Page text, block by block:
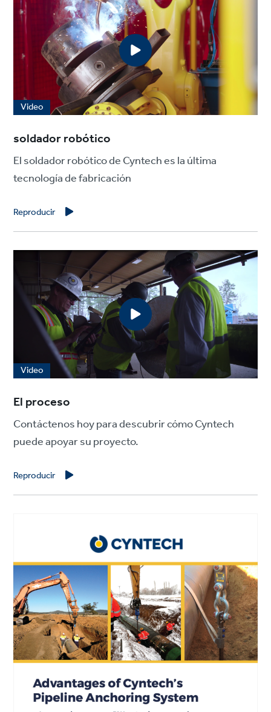
Video
soldador robótico
El soldador robótico de Cyntech es la última
tecnología de fabricación
Reproducir
Video
El proceso
Contáctenos hoy para descubrir cómo Cyntech
puede apoyar su proyecto.
Reproducir